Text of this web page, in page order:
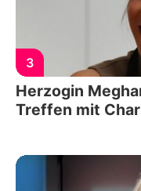
3
Herzogin
Treffen mit